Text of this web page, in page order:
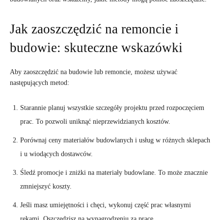
Jak zaoszczędzić na remoncie i
budowie: skuteczne wskazówki
Aby zaoszczędzić na budowie lub remoncie, możesz używać
następujących metod:
Starannie planuj wszystkie szczegóły projektu przed rozpoczęciem
prac. To pozwoli uniknąć nieprzewidzianych kosztów.
Porównaj ceny materiałów budowlanych i usług w różnych sklepach
i u wiodących dostawców.
Śledź promocje i zniżki na materiały budowlane. To może znacznie
zmniejszyć koszty.
Jeśli masz umiejętności i chęci, wykonuj część prac własnymi